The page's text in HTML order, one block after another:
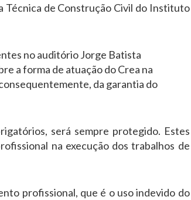
Técnica de Construção Civil do Instituto
no auditório Jorge Batista
a forma de atuação do Crea na
da garantia do
será sempre protegido. Estes
na execução dos trabalhos de
profissional, que é o uso indevido do